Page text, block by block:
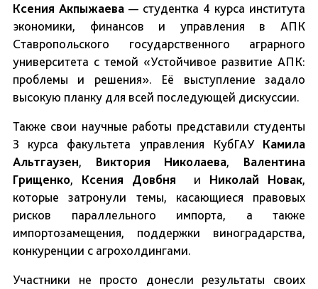
Ксения Акпыжаева — студентка 4 курса института
экономики, финансов и управления в АПК
Ставропольского государственного аграрного
университета с темой «Устойчивое развитие АПК:
проблемы и решения». Её выступление задало
высокую планку для всей последующей дискуссии.
Также свои научные работы представили студенты
3 курса факультета управления КубГАУ Камила
Альтгаузен, Виктория Николаева, Валентина
Грищенко, Ксения Довбня и Николай Новак,
которые затронули темы, касающиеся правовых
рисков параллельного импорта, а также
импортозамещения, поддержки виноградарства,
конкуренции с агрохолдингами.
Участники не просто донесли результаты своих